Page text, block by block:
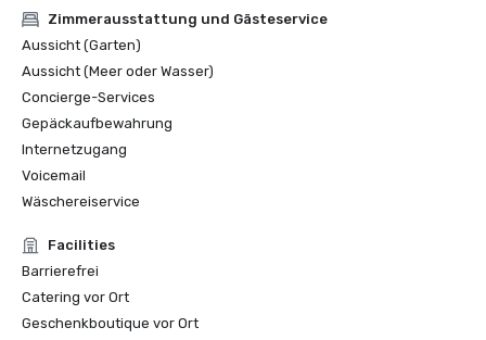
Zimmerausstattung und Gästeservice
Aussicht (Garten)
Aussicht (Meer oder Wasser)
Concierge-Services
Gepäckaufbewahrung
Internetzugang
Voicemail
Wäschereiservice
Facilities
Barrierefrei
Catering vor Ort
Geschenkboutique vor Ort